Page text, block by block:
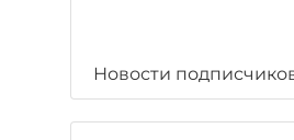
Новости